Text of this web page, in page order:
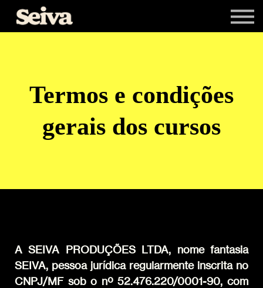
Newsletters
Termos e condições
gerais dos cursos
A SEIVA PRODUÇÕES LTDA, nome fantasia
SEIVA, pessoa jurídica regularmente inscrita no
CNPJ/MF sob o nº 52.476.220/0001-90, com